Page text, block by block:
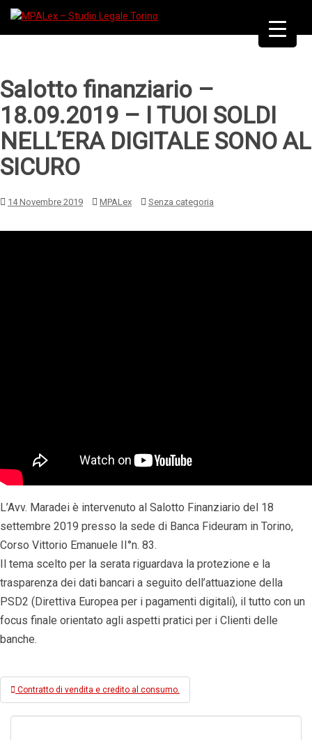
Salotto finanziario –
18.09.2019 – I TUOI SOLDI
NELL’ERA DIGITALE SONO AL
SICURO
14 Novembre 2019 MPALex Senza categoria
L’Avv. Maradei è intervenuto al Salotto Finanziario del 18
settembre 2019 presso la sede di Banca Fideuram in Torino,
Corso Vittorio Emanuele II°n. 83.
Il tema scelto per la serata riguardava la protezione e la
trasparenza dei dati bancari a seguito dell’attuazione della
PSD2 (Direttiva Europea per i pagamenti digitali), il tutto con un
focus finale orientato agli aspetti pratici per i Clienti delle
banche.
Navigazione
articoli
Contratto di vendita e credito al consumo.